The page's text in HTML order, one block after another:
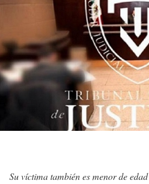
Su víctima también es menor de edad